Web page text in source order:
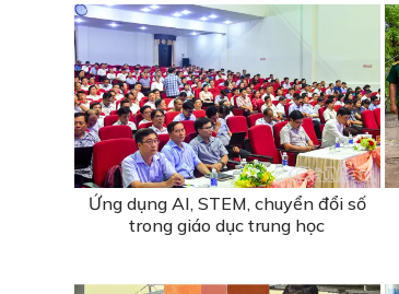
Ứng dụng AI, STEM, chuyển đổi số
trong giáo dục trung học